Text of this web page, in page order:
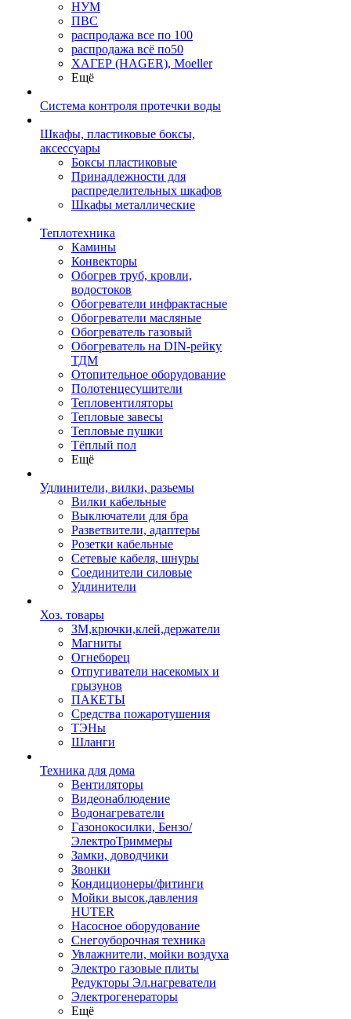
НУМ
ПВС
распродажа все по 100
распродажа всё по50
ХАГЕР (HAGER), Moeller
Ещё
Система контроля протечки воды
Шкафы, пластиковые боксы,
аксессуары
Боксы пластиковые
Принадлежности для
распределительных шкафов
Шкафы металлические
Теплотехника
Камины
Конвекторы
Обогрев труб, кровли,
водостоков
Обогреватели инфрактасные
Обогреватели масляные
Обогреватель газовый
Обогреватель на DIN-рейку
ТДМ
Отопительное оборудование
Полотенцесушители
Тепловентиляторы
Тепловые завесы
Тепловые пушки
Тёплый пол
Ещё
Удлинители, вилки, разьемы
Вилки кабельные
Выключатели для бра
Разветвители, адаптеры
Розетки кабельные
Сетевые кабеля, шнуры
Соединители силовые
Удлинители
Хоз. товары
ЗМ,крючки,клей,держатели
Магниты
Огнеборец
Отпугиватели насекомых и
грызунов
ПАКЕТЫ
Средства пожаротушения
ТЭНы
Шланги
Техника для дома
Вентиляторы
Видеонаблюдение
Водонагреватели
Газонокосилки, Бензо/
ЭлектроТриммеры
Замки, доводчики
Звонки
Кондиционеры/фитинги
Мойки высок.давления
HUTER
Насосное оборудование
Снегоуборочная техника
Увлажнители, мойки воздуха
Электро газовые плиты
Редукторы Эл.нагреватели
Электрогенераторы
Ещё